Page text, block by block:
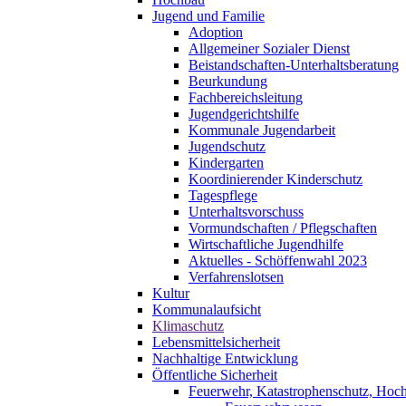
Jugend und Familie
Adoption
Allgemeiner Sozialer Dienst
Beistandschaften-Unterhaltsberatung
Beurkundung
Fachbereichsleitung
Jugendgerichtshilfe
Kommunale Jugendarbeit
Jugendschutz
Kindergarten
Koordinierender Kinderschutz
Tagespflege
Unterhaltsvorschuss
Vormundschaften / Pflegschaften
Wirtschaftliche Jugendhilfe
Aktuelles - Schöffenwahl 2023
Verfahrenslotsen
Kultur
Kommunalaufsicht
Klimaschutz
Lebensmittelsicherheit
Nachhaltige Entwicklung
Öffentliche Sicherheit
Feuerwehr, Katastrophenschutz,